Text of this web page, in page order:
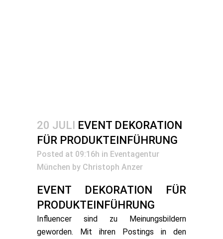
20 JULI EVENT DEKORATION
FÜR PRODUKTEINFÜHRUNG
Posted at 09:16h in Eventagentur
München by Christoph Anzer
EVENT DEKORATION FÜR
PRODUKTEINFÜHRUNG
Influencer sind zu Meinungsbildern
geworden. Mit ihren Postings in den